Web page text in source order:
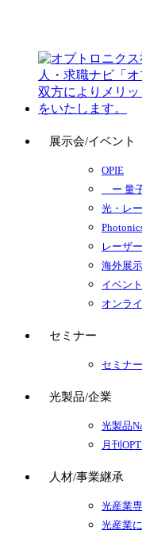
展示会/イベント
OPIE
ー 量
光・レ
レーザ
海外展
イベン
オンラ
セミナー
セミナ
光製品/企業
光製品
月刊
人材/事業継承
光産業
光産業